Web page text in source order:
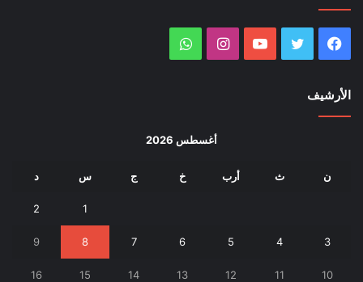
فيسبوك تويتر يوتيوب انستقرام
الأرشيف
أغسطس 2026
ن ث أرب خ ج س د
1
2
3
4
5
6
7
8
9
10
11
12
13
14
15
16